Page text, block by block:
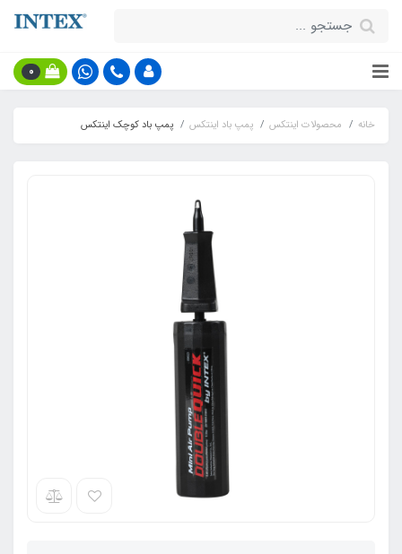
0
خانه محصولات اینتکس پمپ باد اینتکس پمپ باد کوچک اینتکس